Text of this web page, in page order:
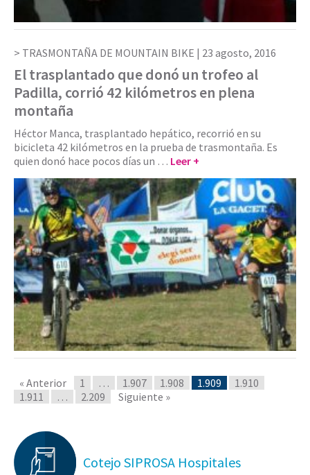
TRASMONTAÑA DE MOUNTAIN BIKE | 23 agosto, 2016
El trasplantado que donó un trofeo al
Padilla, corrió 42 kilómetros en plena
montaña
Héctor Manca, trasplantado hepático, recorrió en su
bicicleta 42 kilómetros en la prueba de trasmontaña. Es
quien donó hace pocos días un … Leer +
« Anterior 1 … 1.907 1.908 1.909
1.910
1.911
… 2.209 Siguiente »
Cotejo SIPROSA Hospitales